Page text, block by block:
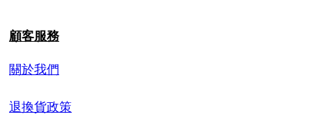
顧客服務
關於我們
退換貨政策